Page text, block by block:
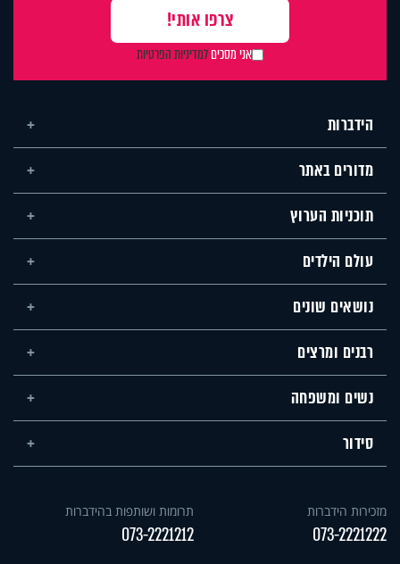
אני מסכיםלמדיניות הפרטיות
הידברות
מדורים באתר
תוכניות הערוץ
עולם הילדים
נושאים שונים
רבנים ומרצים
נשים ומשפחה
סידור
מזכירות הידברות
073-2221222
תרומות ושותפות בהידברות
073-2221212